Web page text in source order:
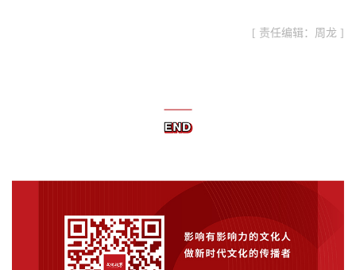
[ 责任编辑：周龙 ]